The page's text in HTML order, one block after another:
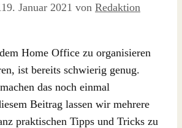
19. Januar 2021 von Redaktion
Home Office zu organisieren
ist bereits schwierig genug.
das noch einmal
Beitrag lassen wir mehrere
praktischen Tipps und Tricks zu